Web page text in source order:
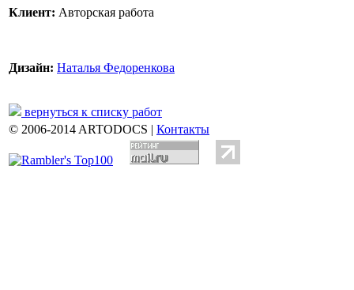
Клиент: Авторская работа
Дизайн: Наталья Федоренкова
вернуться к списку работ
© 2006-2014 ARTODOCS | Контакты